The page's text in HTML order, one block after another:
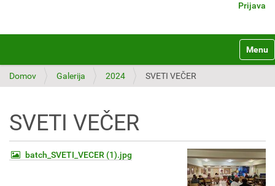
Prijava
Domov Galerija 2024 SVETI VEČER
SVETI VEČER
batch_SVETI_VECER (1).jpg